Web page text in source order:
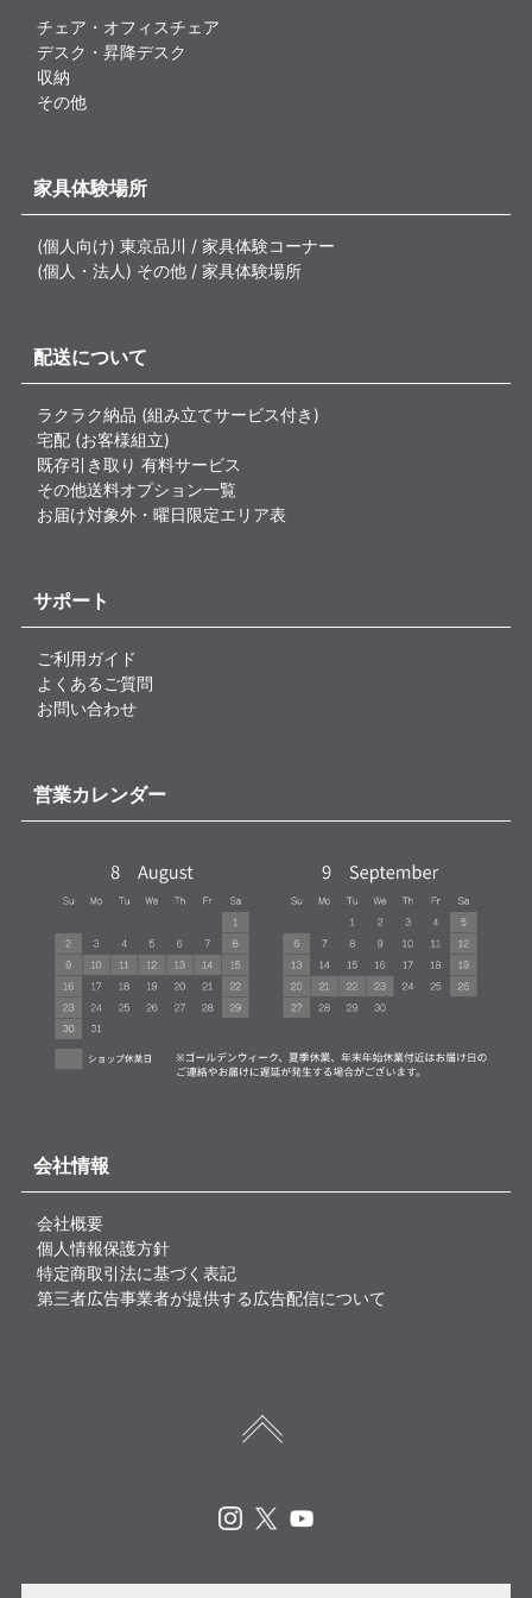
チェア・オフィスチェア
デスク・昇降デスク
収納
その他
家具体験場所
(個人向け) 東京品川 / 家具体験コーナー
(個人・法人) その他 / 家具体験場所
配送について
ラクラク納品 (組み立てサービス付き)
宅配 (お客様組立)
既存引き取り 有料サービス
その他送料オプション一覧
お届け対象外・曜日限定エリア表
サポート
ご利用ガイド
よくあるご質問
お問い合わせ
営業カレンダー
会社情報
会社概要
個人情報保護方針
特定商取引法に基づく表記
第三者広告事業者が提供する広告配信について